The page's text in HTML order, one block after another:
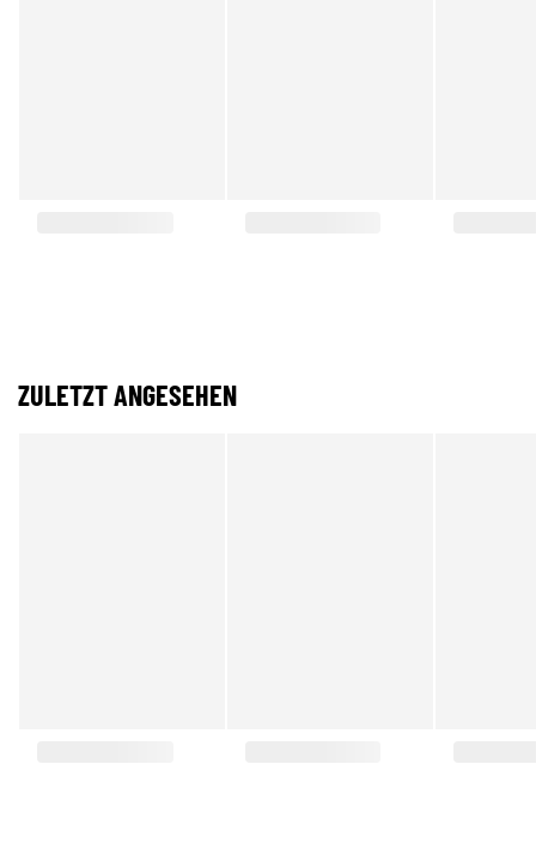
ZULETZT ANGESEHEN